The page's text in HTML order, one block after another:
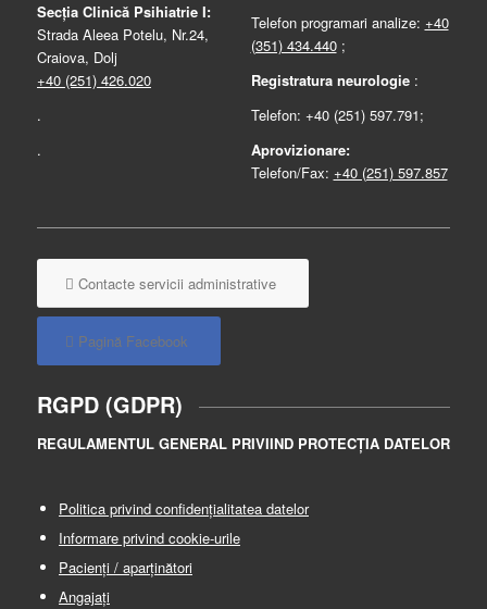
Secția Clinică Psihiatrie I:
Strada Aleea Potelu, Nr.24,
Craiova, Dolj
+40 (251) 426.020
.
.
Telefon programari analize: +40
(351) 434.440;
Registratura neurologie:
Telefon: +40 (251) 597.791;
Aprovizionare:
Telefon/Fax: +40 (251) 597.857
Contacte servicii administrative
Pagină Facebook
RGPD (GDPR)
REGULAMENTUL GENERAL PRIVIIND PROTECȚIA DATELOR
Politica privind confidențialitatea datelor
Informare privind cookie-urile
Pacienți / aparținători
Angajați